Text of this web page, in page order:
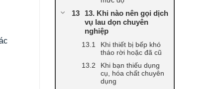
13. Khi nào nên gọi dịch
vụ lau dọn chuyên
nghiệp
Khi thiết bị bếp khó
tháo rời hoặc đã cũ
Khi bạn thiếu dụng
cụ, hóa chất chuyên
dụng